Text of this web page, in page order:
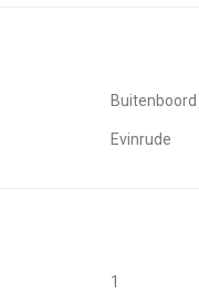
Buitenboord
Evinrude
1